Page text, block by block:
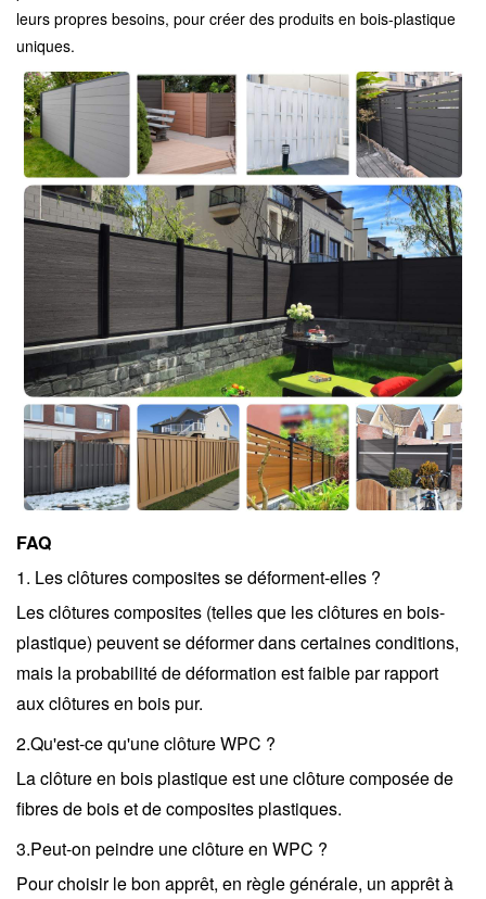
leurs propres besoins, pour créer des produits en bois-plastique
uniques.
FAQ
1. Les clôtures composites se déforment-elles ?
Les clôtures composites (telles que les clôtures en bois-
plastique) peuvent se déformer dans certaines conditions,
mais la probabilité de déformation est faible par rapport
aux clôtures en bois pur.
2.Qu'est-ce qu'une clôture WPC ?
La clôture en bois plastique est une clôture composée de
fibres de bois et de composites plastiques.
3.Peut-on peindre une clôture en WPC ?
Pour choisir le bon apprêt, en règle générale, un apprêt à